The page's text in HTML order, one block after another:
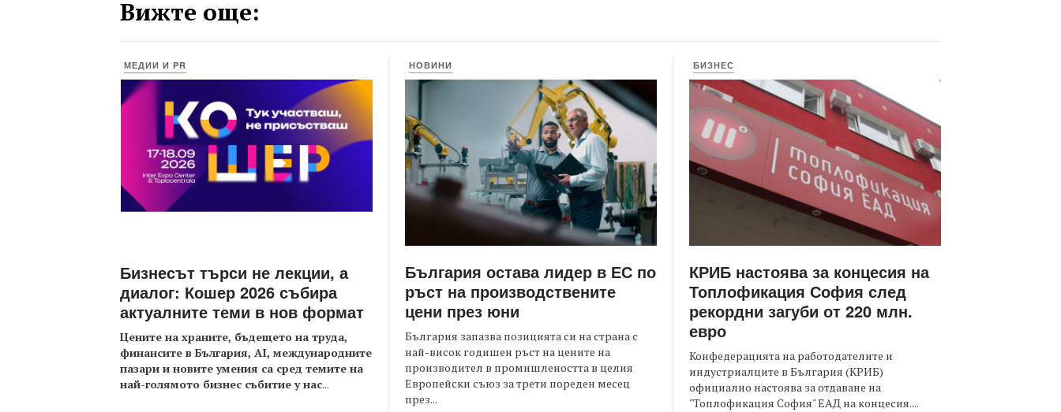
Вижте още:
МЕДИИ И PR
Бизнесът търси не лекции, а
диалог: Кошер 2026 събира
актуалните теми в нов формат
Цените на храните, бъдещето на труда,
финансите в България, AI, международните
пазари и новите умения са сред темите на
най-голямото бизнес събитие у нас...
НОВИНИ
България остава лидер в ЕС по
ръст на производствените
цени през юни
България запазва позицията си на страна с
най-висок годишен ръст на цените на
производител в промишлеността в целия
Европейски съюз за трети пореден месец
през...
БИЗНЕС
КРИБ настоява за концесия на
Топлофикация София след
рекордни загуби от 220 млн.
евро
Конфедерацията на работодателите и
индустриалците в България (КРИБ)
официално настоява за отдаване на
"Топлофикация София" ЕАД на концесия....